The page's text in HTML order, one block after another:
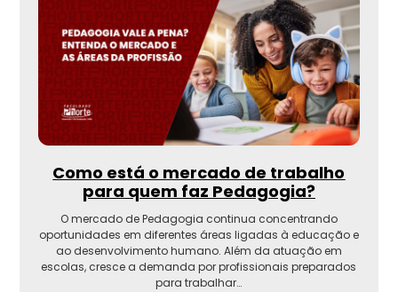
Como está o mercado de trabalho
para quem faz Pedagogia?
O mercado de Pedagogia continua concentrando
oportunidades em diferentes áreas ligadas à educação e
ao desenvolvimento humano. Além da atuação em
escolas, cresce a demanda por profissionais preparados
para trabalhar…